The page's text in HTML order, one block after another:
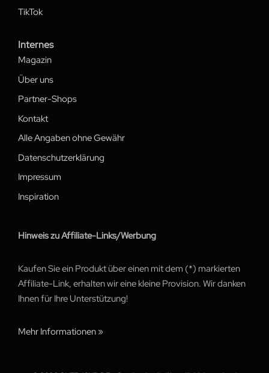
TikTok
Internes
Magazin
Über uns
Partner-Shops
Kontakt
Alle Angaben ohne Gewähr
Datenschutzerklärung
Impressum
Inspiration
Hinweis zu Affiliate-Links/Werbung
Kaufen Sie ein Produkt über einen mit dem (*) markierten
Affiliate-Link, erhalten wir eine kleine Provision. Wir danken
Ihnen für Ihre Unterstützung!
Mehr Informationen »